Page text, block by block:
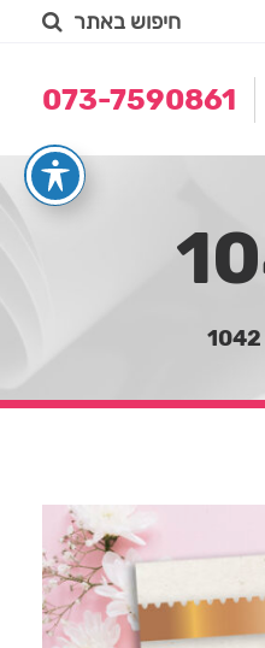
חיפוש באתר
073-7590861